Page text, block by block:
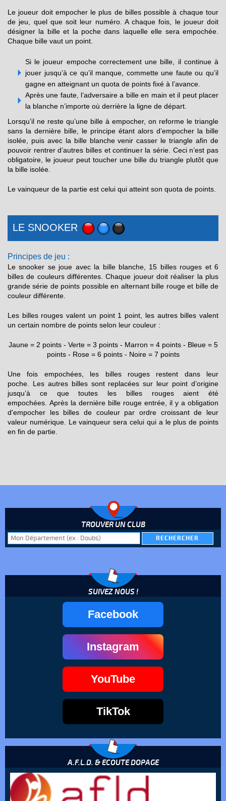
Le joueur doit empocher le plus de billes possible à chaque tour
de jeu, quel que soit leur numéro. A chaque fois, le joueur doit
désigner la bille et la poche dans laquelle elle sera empochée.
Chaque bille vaut un point.
Si le joueur empoche correctement une bille, il continue à
jouer jusqu’à ce qu’il manque, commette une faute ou qu’il
gagne en atteignant un quota de points fixé à l’avance.
Après une faute, l’adversaire a bille en main et il peut placer
la blanche n’importe où derrière la ligne de départ.
Lorsqu’il ne reste qu’une bille à empocher, on reforme le triangle
sans la dernière bille, le principe étant alors d’empocher la bille
isolée, puis avec la bille blanche venir casser le triangle afin de
pouvoir rentrer d’autres billes et continuer la série. Ceci n’est pas
obligatoire, le joueur peut toucher une bille du triangle plutôt que
la bille isolée.
Le vainqueur de la partie est celui qui atteint son quota de points.
LE SNOOKER
Principes de jeu :
Le snooker se joue avec la bille blanche, 15 billes rouges et 6
billes de couleurs différentes. Chaque joueur doit réaliser la plus
grande série de points possible en alternant bille rouge et bille de
couleur différente.
Les billes rouges valent un point 1 point, les autres billes valent
un certain nombre de points selon leur couleur :
Jaune = 2 points - Verte = 3 points - Marron = 4 points - Bleue = 5
points - Rose = 6 points - Noire = 7 points
Une fois empochées, les billes rouges restent dans leur
poche. Les autres billes sont replacées sur leur point d’origine
jusqu’à ce que toutes les billes rouges aient été
empochées. Après la dernière bille rouge entrée, il y a obligation
d'empocher les billes de couleur par ordre croissant de leur
valeur numérique. Le vainqueur sera celui qui a le plus de points
en fin de partie.
TROUVER UN CLUB
SUIVEZ NOUS !
Facebook
Instagram
YouTube
TikTok
A.F.L.D. & ECOUTE DOPAGE